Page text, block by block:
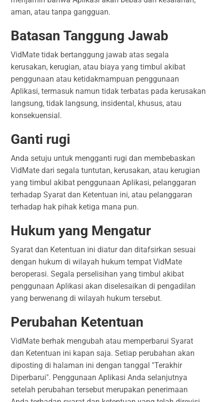
aman, atau tanpa gangguan.
Batasan Tanggung Jawab
VidMate tidak bertanggung jawab atas segala
kerusakan, kerugian, atau biaya yang timbul akibat
penggunaan atau ketidakmampuan penggunaan
Aplikasi, termasuk namun tidak terbatas pada kerusakan
langsung, tidak langsung, insidental, khusus, atau
konsekuensial.
Ganti rugi
Anda setuju untuk mengganti rugi dan membebaskan
VidMate dari segala tuntutan, kerusakan, atau kerugian
yang timbul akibat penggunaan Aplikasi, pelanggaran
terhadap Syarat dan Ketentuan ini, atau pelanggaran
terhadap hak pihak ketiga mana pun.
Hukum yang Mengatur
Syarat dan Ketentuan ini diatur dan ditafsirkan sesuai
dengan hukum di wilayah hukum tempat VidMate
beroperasi. Segala perselisihan yang timbul akibat
penggunaan Aplikasi akan diselesaikan di pengadilan
yang berwenang di wilayah hukum tersebut.
Perubahan Ketentuan
VidMate berhak mengubah atau memperbarui Syarat
dan Ketentuan ini kapan saja. Setiap perubahan akan
diposting di halaman ini dengan tanggal "Terakhir
Diperbarui". Penggunaan Aplikasi Anda selanjutnya
setelah perubahan tersebut merupakan penerimaan